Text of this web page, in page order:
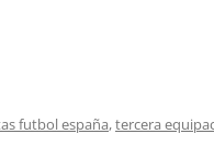
futbol españa,tercera